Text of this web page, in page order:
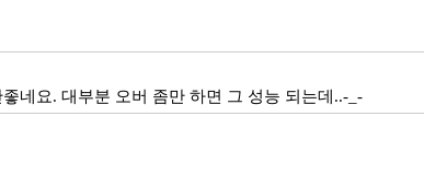
네요. 대부분 오버 좀만 하면 그 성능 되는데..-_-